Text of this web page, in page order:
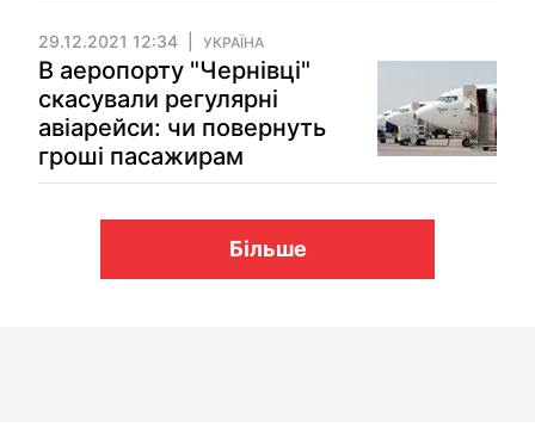
29.12.2021 12:34 УКРАЇНА
В аеропорту "Чернівці"
скасували регулярні
авіарейси: чи повернуть
гроші пасажирам
Більше